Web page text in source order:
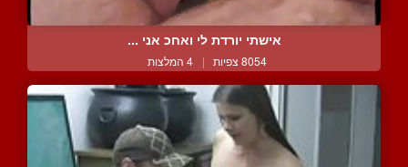
אישתי יורדת לי ואחכ אני ...
8054 צפיות | 4 המלצות